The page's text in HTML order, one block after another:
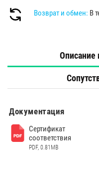
Возврат и обмен: В
Описание
Документация
Сертификат
соответствия
PDF, 0.81MB